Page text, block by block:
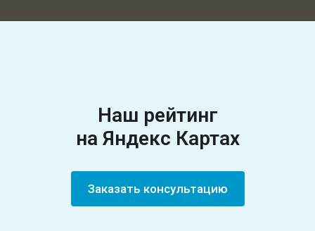
Наш рейтинг
на Яндекс Картах
Заказать консультацию